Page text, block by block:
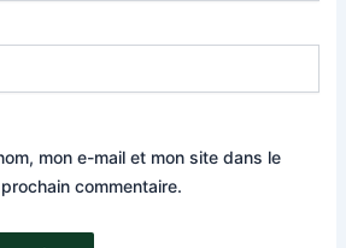
mon e-mail et mon site dans le
commentaire.